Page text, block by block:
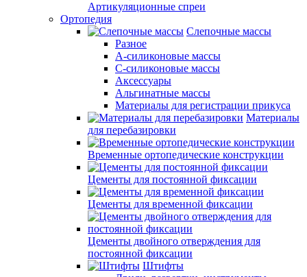
Артикуляционные спреи
Ортопедия
Слепочные массы
Разное
А-силиконовые массы
С-силиконовые массы
Аксессуары
Альгинатные массы
Материалы для регистрации прикуса
Материалы
для перебазировки
Временные ортопедические конструкции
Цементы для постоянной фиксации
Цементы для временной фиксации
Цементы двойного отверждения для
постоянной фиксации
Штифты